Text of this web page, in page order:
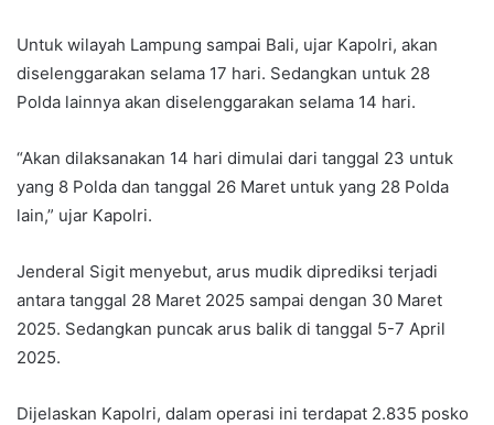
Untuk wilayah Lampung sampai Bali, ujar Kapolri, akan
diselenggarakan selama 17 hari. Sedangkan untuk 28
Polda lainnya akan diselenggarakan selama 14 hari.
“Akan dilaksanakan 14 hari dimulai dari tanggal 23 untuk
yang 8 Polda dan tanggal 26 Maret untuk yang 28 Polda
lain,” ujar Kapolri.
Jenderal Sigit menyebut, arus mudik diprediksi terjadi
antara tanggal 28 Maret 2025 sampai dengan 30 Maret
2025. Sedangkan puncak arus balik di tanggal 5-7 April
2025.
Dijelaskan Kapolri, dalam operasi ini terdapat 2.835 posko